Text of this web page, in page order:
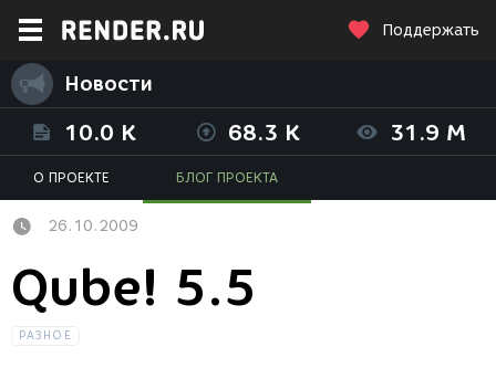
Поддержать
Новости
10.0 K 68.3 K 31.9 M
О ПРОЕКТЕ БЛОГ ПРОЕКТА
26.10.2009
Qube! 5.5
РАЗНОЕ